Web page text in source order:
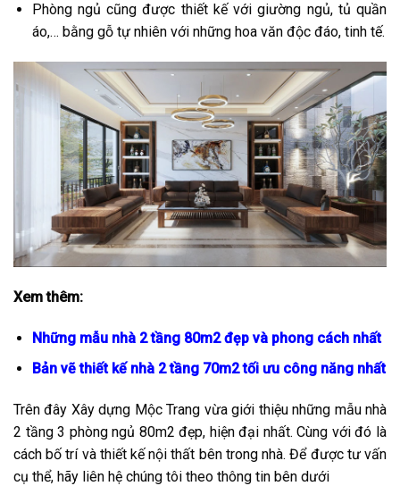
Phòng ngủ cũng được thiết kế với giường ngủ, tủ quần
áo,… bằng gỗ tự nhiên với những hoa văn độc đáo, tinh tế.
Xem thêm:
Những mẫu nhà 2 tầng 80m2 đẹp và phong cách nhất
Bản vẽ thiết kế nhà 2 tầng 70m2 tối ưu công năng nhất
Trên đây Xây dựng Mộc Trang vừa giới thiệu những mẫu nhà
2 tầng 3 phòng ngủ 80m2 đẹp, hiện đại nhất. Cùng với đó là
cách bố trí và thiết kế nội thất bên trong nhà. Để được tư vấn
cụ thể, hãy liên hệ chúng tôi theo thông tin bên dưới